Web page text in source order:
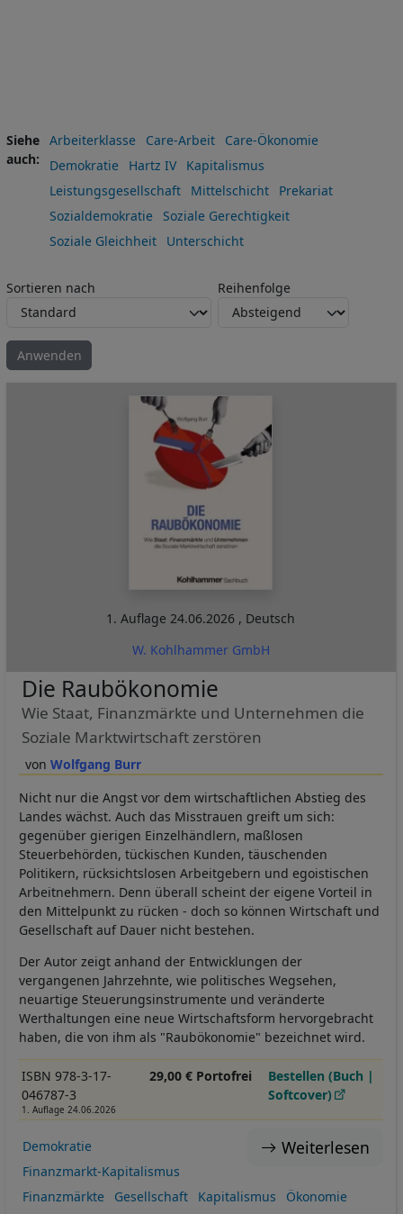
Siehe
auch
Arbeiterklasse Care-Arbeit
Care-Ökonomie
Demokratie
Hartz IV
Kapitalismus
Leistungsgesellschaft
Mittelschicht
Prekariat
Sozialdemokratie
Soziale Gerechtigkeit
Soziale Gleichheit
Unterschicht
Sortieren nach Reihenfolge
1. Auflage24.06.2026 , Deutsch
W. Kohlhammer GmbH
Wolfgang Burr
Die Raubökonomie
Wie Staat, Finanzmärkte und Unternehmen die
Soziale Marktwirtschaft zerstören
Nicht nur die Angst vor dem wirtschaftlichen Abstieg des
Landes wächst. Auch das Misstrauen greift um sich:
gegenüber gierigen Einzelhändlern, maßlosen
Steuerbehörden, tückischen Kunden, täuschenden
Politikern, rücksichtslosen Arbeitgebern und egoistischen
Arbeitnehmern. Denn überall scheint der eigene Vorteil in
den Mittelpunkt zu rücken - doch so können Wirtschaft und
Gesellschaft auf Dauer nicht bestehen.
Der Autor zeigt anhand der Entwicklungen der
vergangenen Jahrzehnte, wie politisches Wegsehen,
neuartige Steuerungsinstrumente und veränderte
Werthaltungen eine neue Wirtschaftsform hervorgebracht
haben, die von ihm als "Raubökonomie" bezeichnet wird.
ISBN 978-3-17-
046787-3
1. Auflage 24.06.2026
29,00 € Portofrei
Bestellen (Buch |
Softcover)
Weiterlesen
Demokratie
Finanzmarkt-Kapitalismus
Finanzmärkte
Gesellschaft Kapitalismus
Ökonomie